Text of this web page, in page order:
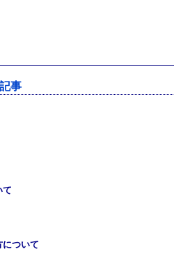
事
て
について